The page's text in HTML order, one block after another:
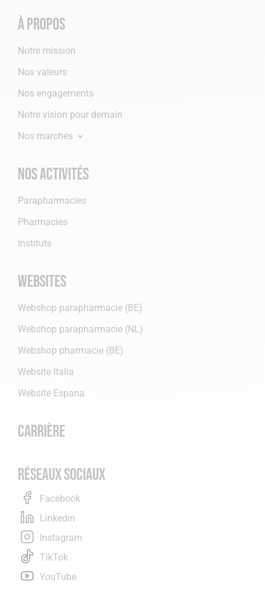
À propos
Notre mission
Nos valeurs
Nos engagements
Notre vision pour demain
Nos marchés
Nos activités
Parapharmacies
Pharmacies
Instituts
Websites
Webshop parapharmacie (BE)
Webshop parapharmacie (NL)
Webshop pharmacie (BE)
Website Italia
Website Espana
Carrière
Réseaux sociaux
Facebook
Linkedin
Instagram
TikTok
YouTube